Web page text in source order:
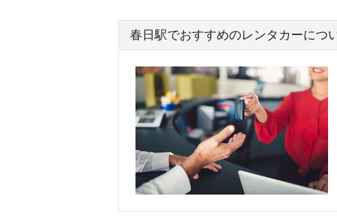
春日駅でおすすめのレンタカーにつ